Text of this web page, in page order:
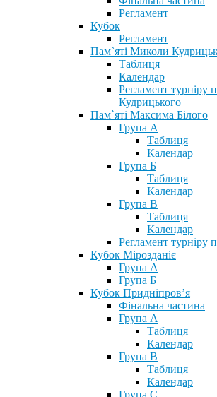
Регламент
Кубок
Регламент
Пам`яті Миколи
Таблиця
Календар
Регламент турніру
Кудрицького
Пам`яті Максима Білого
Група А
Таблиця
Календар
Група Б
Таблиця
Календар
Група В
Таблиця
Календар
Регламент турніру
Кубок Мірозданіє
Група А
Група Б
Кубок Придніпров’я
Фінальна частина
Група А
Таблиця
Календар
Група В
Таблиця
Календар
Група С